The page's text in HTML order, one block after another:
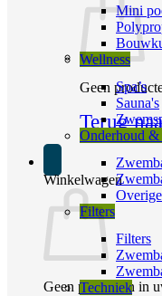
Geen
Terug
Winkelwagen
Geen producten in
Mini
Wellness
Spa’s
Sauna's
Onderhoud
Filters
Filters
Techniek